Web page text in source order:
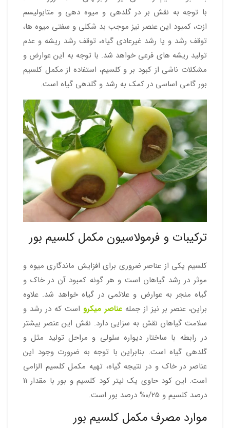
با توجه به نقش بر در گلدهی و میوه دهی و متابولیسم
ازت، کمبود این عنصر نیز موجب بد شکلی و سفتی میوه ها،
توقف رشد و یا رشد غیرعادی گیاه، توقف رشد ریشه و عدم
تولید ریشه های فرعی خواهد شد. با توجه به این عوارض و
مشکلات ناشی از کبود بر و کلسیم، استفاده از مکمل کلسیم
بور گامی اساسی در کمک به رشد و گلدهی گیاه است.
ترکیبات و فرمولاسیون مکمل کلسیم بور
کلسیم یکی از عناصر ضروری برای افزایش ماندگاری میوه و
موثر در رشد گیاهان است و هر گونه کمبود آن در خاک و
گیاه منجر به عوارض و علائمی در گیاه خواهد شد. علاوه
براین، عنصر بر نیز از جمله عناصر میکرو است که در رشد و
سلامت گیاهان نقش به سزایی دارد. نقش این عنصر بیشتر
در رابطه با ساختار دیواره سلولی و مراحل تولید مثل و
گلدهی گیاه است. بنابراین با توجه به ضرورت وجود این
عناصر در خاک و در نتیجه گیاه، تهیه مکمل کلسیم الزامی
است. این کود حاوی یک لیتر کود کلسیم و بور با مقدار 11
درصد کلسیم و 0/25% درصد بور است.
موارد مصرف مکمل کلسیم بور